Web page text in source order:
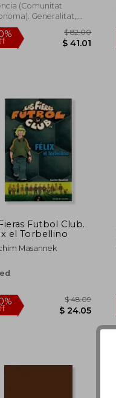
(Comunitat
Generalitat,,
50%
Off
Futbol Club.
el Torbellino
Masannek